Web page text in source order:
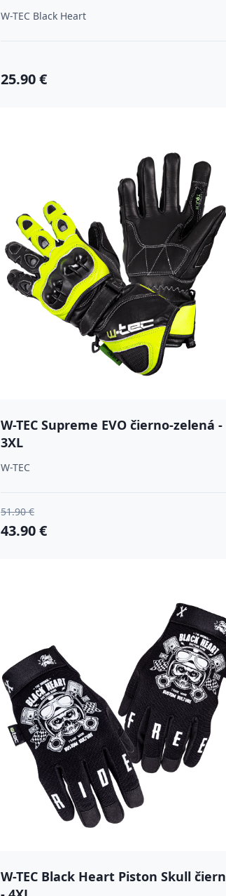
W-TEC Black Heart
25.90 €
W-TEC Supreme EVO čierno-zelená -
3XL
W-TEC
51.90 €
43.90 €
W-TEC Black Heart Piston Skull